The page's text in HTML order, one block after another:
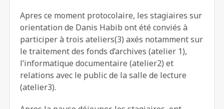
Apres ce moment protocolaire, les stagiaires sur
orientation de Danis Habib ont été conviés à
participer à trois ateliers(3) axés notamment sur
le traitement des fonds d’archives (atelier 1),
l’informatique documentaire (atelier2) et
relations avec le public de la salle de lecture
(atelier3).